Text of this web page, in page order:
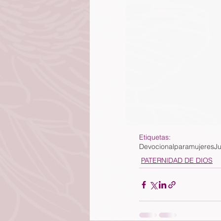
Etiquetas:
Devocionalparamujeres
PATERNIDAD DE DIOS